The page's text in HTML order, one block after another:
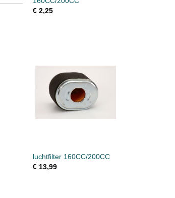
€ 2,25
luchtfilter 160CC/200CC
€ 13,99